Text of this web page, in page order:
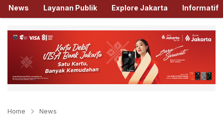
Haijakarta.id
Semua Tentang Jakarta Ada Disini!
News Layanan Publik Explore Jakarta Informatif
Home News